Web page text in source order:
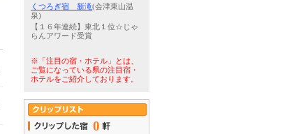
くつろぎ宿 新滝(会津東山温
泉)
【１６年連続】東北１位☆じゃ
らんアワード受賞
※「注目の宿・ホテル」とは、
ご覧になっている県の注目宿・
ホテルをご紹介しております。
0